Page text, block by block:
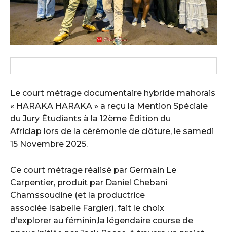
Le court métrage documentaire hybride mahorais
« HARAKA HARAKA » a reçu la Mention Spéciale
du Jury Étudiants à la 12ème Édition du
Africlap lors de la cérémonie de clôture, le samedi
15 Novembre 2025.
Ce court métrage réalisé par Germain Le
Carpentier, produit par Daniel Chebani
Chamssoudine (et la productrice
associée Isabelle Fargier), fait le choix
d’explorer au féminin,la légendaire course de